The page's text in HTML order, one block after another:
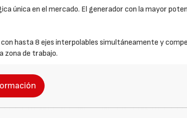
única en el mercado. El generador con la mayor
hasta 8 ejes interpolables simultáneamente y
zona de trabajo.